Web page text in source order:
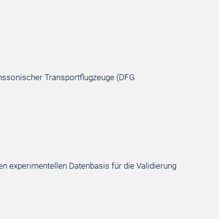
Transportflugzeuge (DFG
experimentellen Datenbasis für die Validierung